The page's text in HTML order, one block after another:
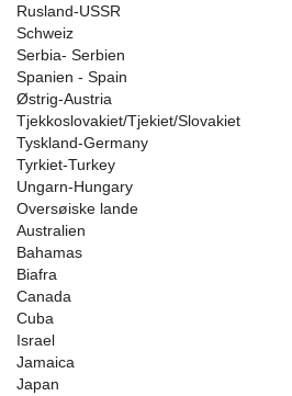
Rusland-USSR
Schweiz
Serbia- Serbien
Spanien - Spain
Østrig-Austria
Tjekkoslovakiet/Tjekiet/Slovakiet
Tyskland-Germany
Tyrkiet-Turkey
Ungarn-Hungary
Oversøiske lande
Australien
Bahamas
Biafra
Canada
Cuba
Israel
Jamaica
Japan